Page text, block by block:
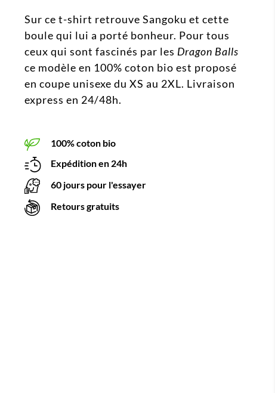
Sur ce t-shirt retrouve Sangoku et cette
boule qui lui a porté bonheur. Pour tous
ceux qui sont fascinés par les Dragon Balls
ce modèle en 100% coton bio est proposé
en coupe unisexe du XS au 2XL. Livraison
express en 24/48h.
100% coton bio
Expédition en 24h
60 jours pour l'essayer
Retours gratuits